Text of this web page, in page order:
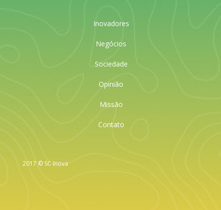
Inovadores
Negócios
Sociedade
Opinião
Missão
Contato
2017 © SC Inova